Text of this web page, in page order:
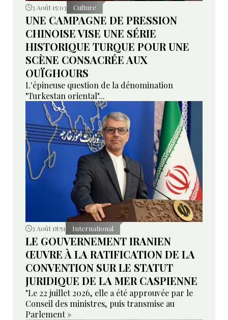
3 Août 15:03 Culture
UNE CAMPAGNE DE PRESSION
CHINOISE VISE UNE SÉRIE
HISTORIQUE TURQUE POUR UNE
SCÈNE CONSACRÉE AUX
OUÏGHOURS
L'épineuse question de la dénomination
"Turkestan oriental"...
3 Août 18:51 International
LE GOUVERNEMENT IRANIEN
ŒUVRE À LA RATIFICATION DE LA
CONVENTION SUR LE STATUT
JURIDIQUE DE LA MER CASPIENNE
"Le 22 juillet 2026, elle a été approuvée par le
Conseil des ministres, puis transmise au
Parlement »